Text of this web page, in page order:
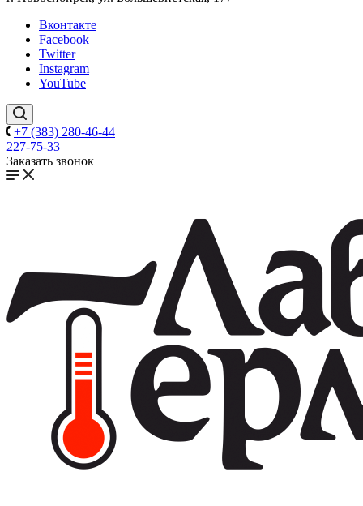
Вконтакте
Facebook
Twitter
Instagram
YouTube
+7 (383) 280-46-44
227-75-33
Заказать звонок